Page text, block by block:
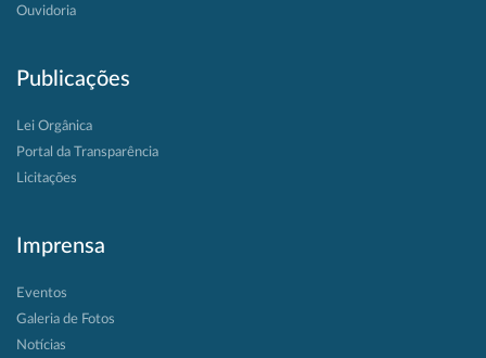
Ouvidoria
Publicações
Lei Orgânica
Portal da Transparência
Licitações
Imprensa
Eventos
Galeria de Fotos
Notícias